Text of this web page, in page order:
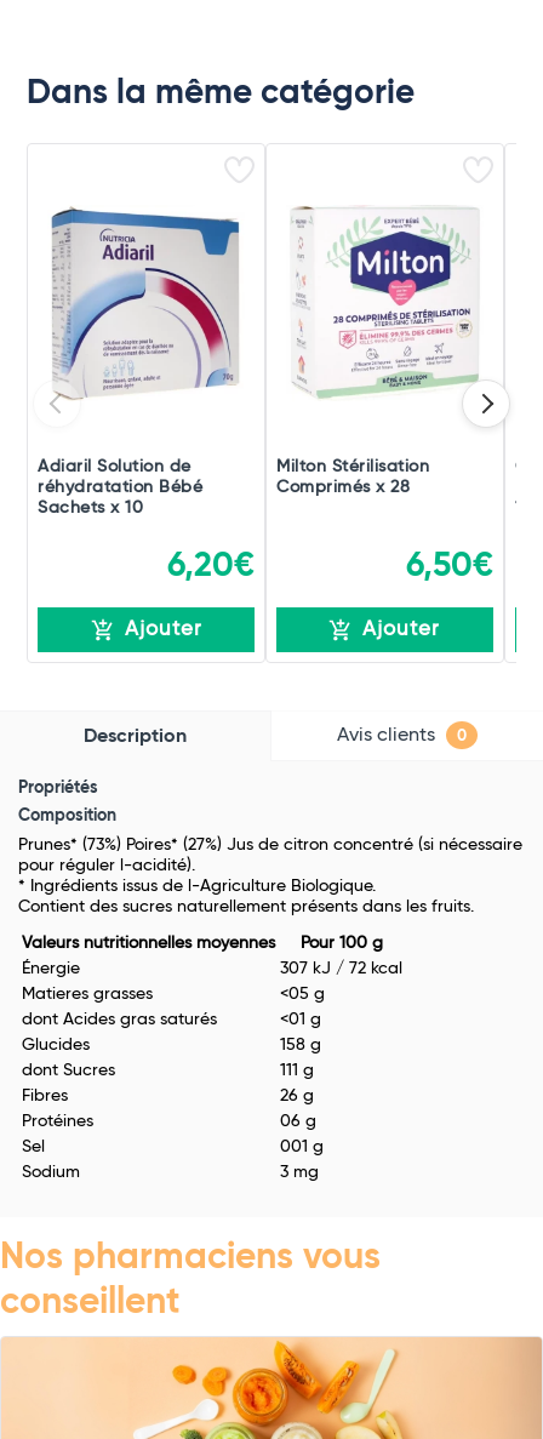
Dans la même catégorie
Adiaril Solution de
réhydratation Bébé
Sachets x 10
6,20€
Ajouter
Milton Stérilisation
Comprimés x 28
6,50€
Ajouter
Description Avis clients 0
Propriétés
Composition
Prunes* (73%) Poires* (27%) Jus de citron concentré (si nécessaire
pour réguler l-acidité).
* Ingrédients issus de l-Agriculture Biologique.
Contient des sucres naturellement présents dans les fruits.
Valeurs nutritionnelles moyennes
Pour 100 g
Énergie
307 kJ / 72 kcal
Matieres grasses
<05 g
dont Acides gras saturés
<01 g
Glucides
158 g
dont Sucres
111 g
Fibres
26 g
Protéines
06 g
Sel
001 g
Sodium
3 mg
Nos pharmaciens vous
conseillent